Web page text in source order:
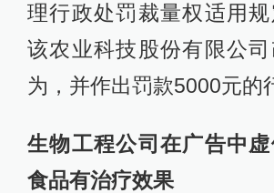
理行政处罚裁量权适用
该农业科技股份有限公
为，并作出罚款5000元的
生物工程公司在广告中
食品有治疗效果